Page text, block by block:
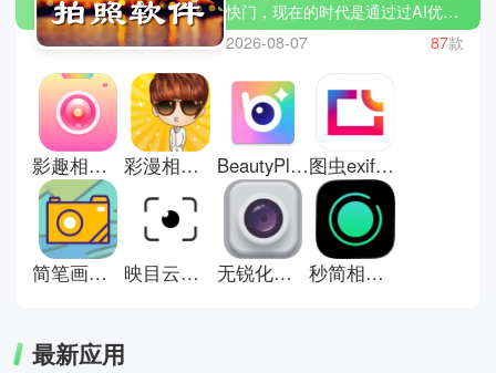
快门，现在的时代是通过过AI优
化、美颜滤镜和创意特效，让每一
张照片都能成为艺术作品。软件内
置的调节曝光、快门、ISO 等参数
设定都有自动化的备案供你们自由
选择，在你们在拍摄种能够凸显出
想要表达的美。拍照软件普遍上都
加入编辑功能，你们可以在同个软
件里完成照片创作、后期编辑及分
享，非常的方便。今天小编为你们
带来几款功能强大的拍照软件，如
一幅相框、日杂相机、飓风相机等
等，希望你们也可以拍出心满意足
2026-08-07 87款
影趣相机手机版 彩漫相机专业版 BeautyPlus安卓版 图虫exif信息查看器
简笔画相机 映目云摄影平台手机版 无锐化相机app正版 秒简相机app安卓版
最新应用